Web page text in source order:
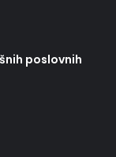
poslovnih